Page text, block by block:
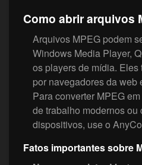
Como abrir arquivos
Arquivos MPEG podem
Windows Media Player,
os players de mídia.
por navegadores da web
Para converter MPEG
de trabalho modernos
dispositivos, use o
Fatos importantes sobre